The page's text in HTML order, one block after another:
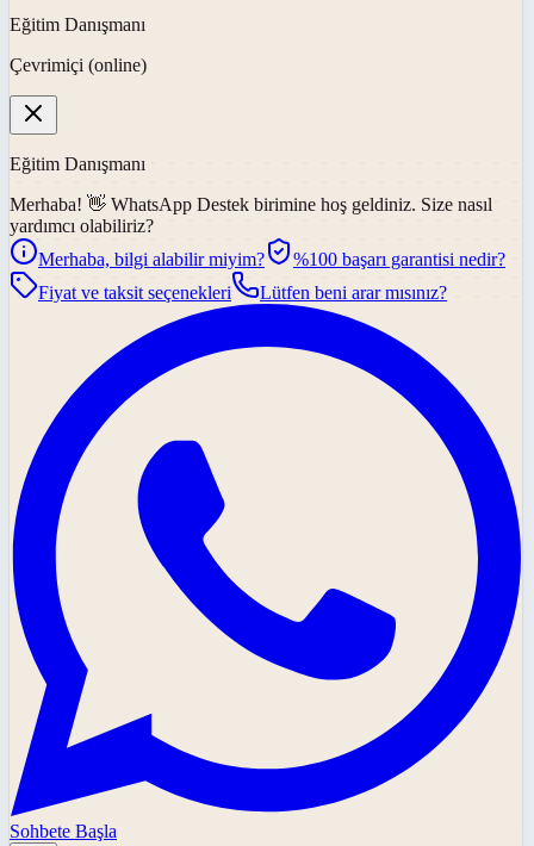
Eğitim Danışmanı
Çevrimiçi (online)
Eğitim Danışmanı
Merhaba! 👋 WhatsApp Destek birimine hoş geldiniz. Size nasıl
yardımcı olabiliriz?
Merhaba, bilgi alabilir miyim?
%100 başarı garantisi nedir?
Fiyat ve taksit seçenekleri
Lütfen beni arar mısınız?
Sohbete Başla